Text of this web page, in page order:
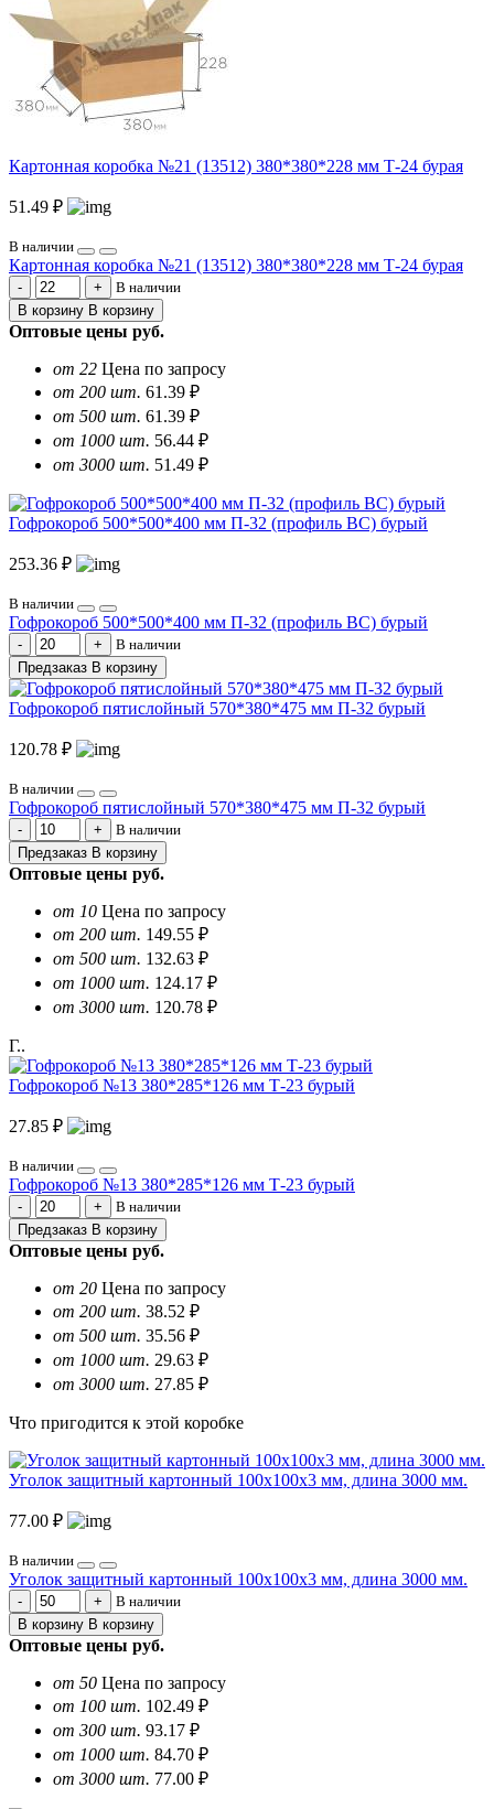
Картонная коробка №21 (13512) 380*380*228 мм Т-24 бурая
51.49 ₽
В наличии
Картонная коробка №21 (13512) 380*380*228 мм Т-24 бурая
В наличии
В корзину В корзину
Оптовые цены руб.
от 22 Цена по запросу
от 200 шт. 61.39 ₽
от 500 шт. 61.39 ₽
от 1000 шт. 56.44 ₽
от 3000 шт. 51.49 ₽
Гофрокороб 500*500*400 мм П-32 (профиль BC) бурый
253.36 ₽
В наличии
Гофрокороб 500*500*400 мм П-32 (профиль BC) бурый
В наличии
Предзаказ В корзину
Гофрокороб пятислойный 570*380*475 мм П-32 бурый
120.78 ₽
В наличии
Гофрокороб пятислойный 570*380*475 мм П-32 бурый
В наличии
Предзаказ В корзину
Оптовые цены руб.
от 10 Цена по запросу
от 200 шт. 149.55 ₽
от 500 шт. 132.63 ₽
от 1000 шт. 124.17 ₽
от 3000 шт. 120.78 ₽
Г..
Гофрокороб №13 380*285*126 мм Т-23 бурый
27.85 ₽
В наличии
Гофрокороб №13 380*285*126 мм Т-23 бурый
В наличии
Предзаказ В корзину
Оптовые цены руб.
от 20 Цена по запросу
от 200 шт. 38.52 ₽
от 500 шт. 35.56 ₽
от 1000 шт. 29.63 ₽
от 3000 шт. 27.85 ₽
Что пригодится к этой коробке
Уголок защитный картонный 100х100х3 мм, длина 3000 мм.
77.00 ₽
В наличии
Уголок защитный картонный 100х100х3 мм, длина 3000 мм.
В наличии
В корзину В корзину
Оптовые цены руб.
от 50 Цена по запросу
от 100 шт. 102.49 ₽
от 300 шт. 93.17 ₽
от 1000 шт. 84.70 ₽
от 3000 шт. 77.00 ₽